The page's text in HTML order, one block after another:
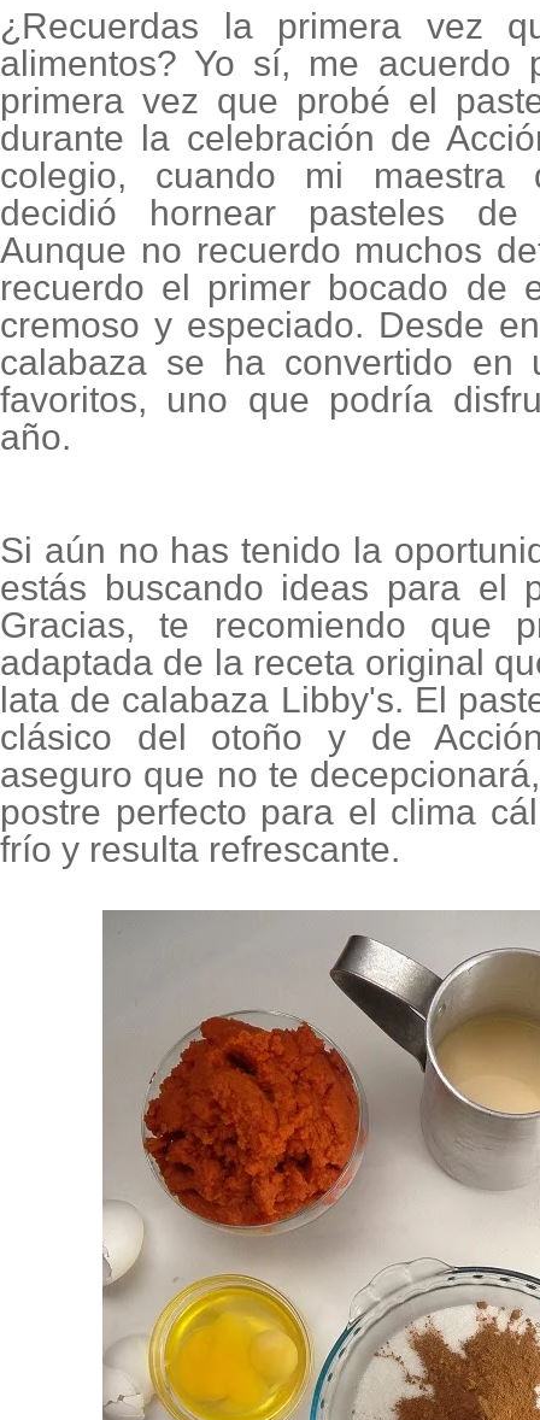
¿Recuerdas la primera vez
alimentos? Yo sí, me acuerdo
primera vez que probé el
durante la celebración de
colegio, cuando mi maestra
decidió hornear pasteles de
Aunque no recuerdo muchos
recuerdo el primer bocado de
cremoso y especiado. Desde
calabaza se ha convertido en
favoritos, uno que podría
año.
Si aún no has tenido la
estás buscando ideas para el
Gracias, te recomiendo que
adaptada de la receta original
lata de calabaza Libby's. El
clásico del otoño y de
aseguro que no te
postre perfecto para el clima
frío y resulta refrescante.